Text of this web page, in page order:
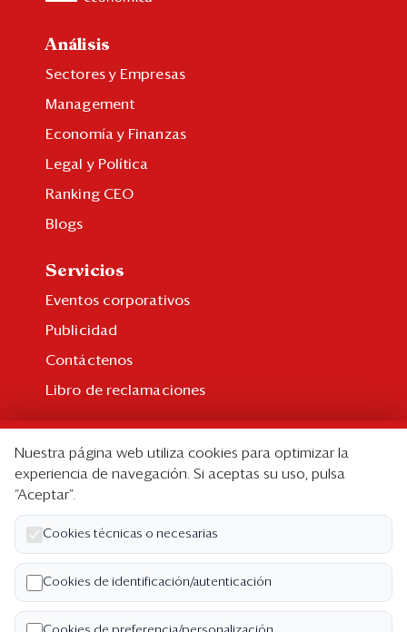
Análisis
Sectores y Empresas
Management
Economía y Finanzas
Legal y Política
Ranking CEO
Blogs
Servicios
Eventos corporativos
Publicidad
Contáctenos
Libro de reclamaciones
Suscripción individual
Paquetes corporativos
Edición Impresa
Nosotros
Quiénes somos
Nuestra página web utiliza cookies para optimizar la
experiencia de navegación. Si aceptas su uso, pulsa
“Aceptar”.
Cookies técnicas o necesarias
Cookies de identificación/autenticación